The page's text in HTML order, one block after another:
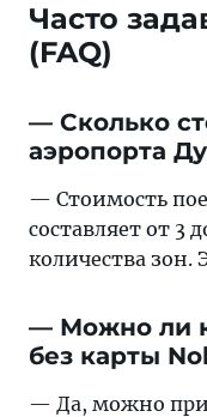
Часто
(FAQ)
— Сколько
аэропорта
— Стоимость
составляет от 3
количества зон.
— Можно ли
без карты
— Да, можно